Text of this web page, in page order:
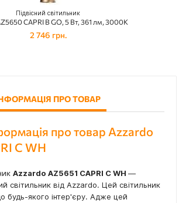
Підвісний світильник
CAPRI B GO, 5 Вт, 361 лм, 3000К
2 746 грн.
ПРО ТОВАР
про товар Azzardo
C WH
Azzardo AZ5651 CAPRI C WH —
світильник від Azzardo. Цей світильник
будь-якого інтер'єру. Адже цей